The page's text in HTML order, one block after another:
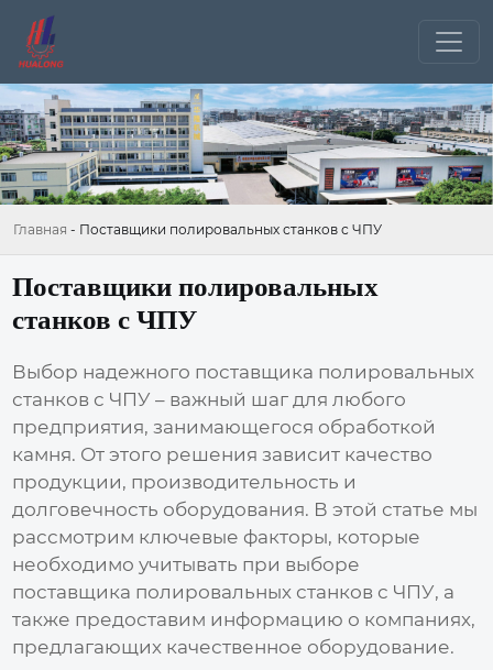
Главная - Поставщики полировальных станков с ЧПУ
Поставщики полировальных
станков с ЧПУ
Выбор надежного поставщика полировальных
станков с ЧПУ – важный шаг для любого
предприятия, занимающегося обработкой
камня. От этого решения зависит качество
продукции, производительность и
долговечность оборудования. В этой статье мы
рассмотрим ключевые факторы, которые
необходимо учитывать при выборе
поставщика полировальных станков с ЧПУ, а
также предоставим информацию о компаниях,
предлагающих качественное оборудование.